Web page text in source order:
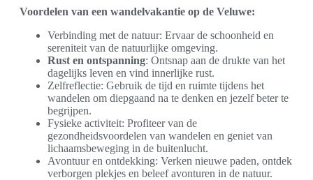
Voordelen van een wandelvakantie op de Veluwe:
Verbinding met de natuur: Ervaar de schoonheid en
sereniteit van de natuurlijke omgeving.
Rust en ontspanning: Ontsnap aan de drukte van het
dagelijks leven en vind innerlijke rust.
Zelfreflectie: Gebruik de tijd en ruimte tijdens het
wandelen om diepgaand na te denken en jezelf beter te
begrijpen.
Fysieke activiteit: Profiteer van de
gezondheidsvoordelen van wandelen en geniet van
lichaamsbeweging in de buitenlucht.
Avontuur en ontdekking: Verken nieuwe paden, ontdek
verborgen plekjes en beleef avonturen in de natuur.